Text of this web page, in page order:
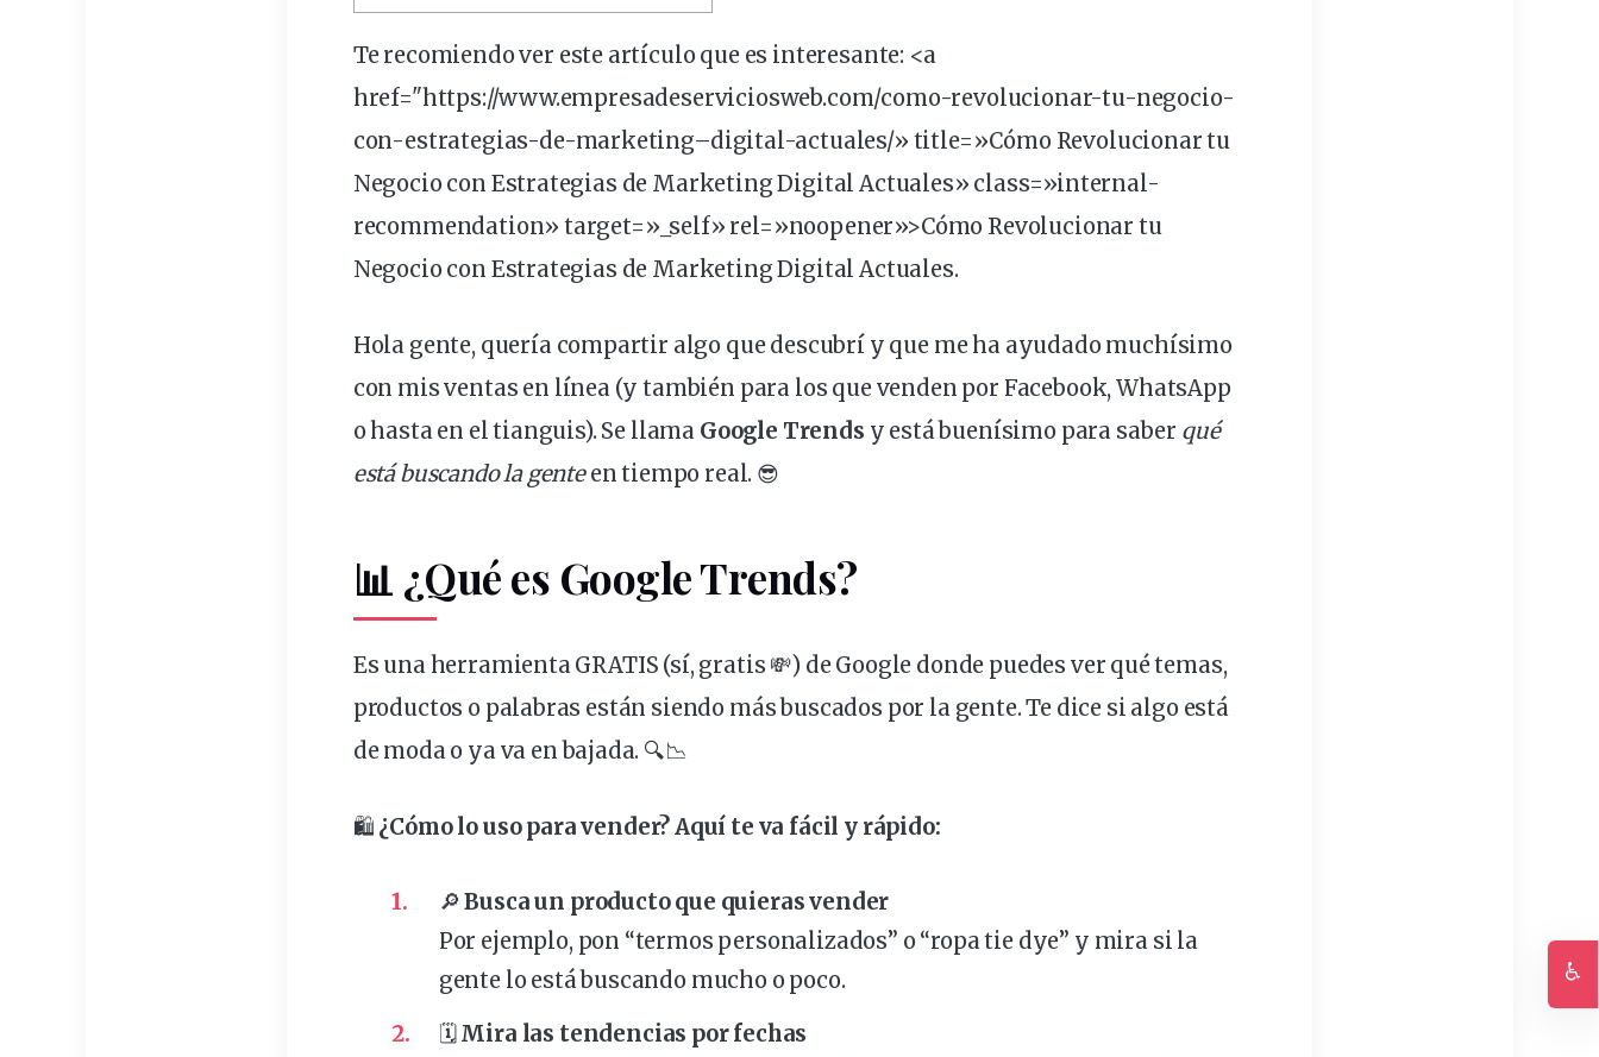
Te recomiendo ver este artículo que es interesante: <a
href="https://www.empresadeserviciosweb.com/como-revolucionar-tu-negocio-
con-estrategias-de-marketing–digital-actuales/» title=»Cómo Revolucionar tu
Negocio con Estrategias de Marketing Digital Actuales» class=»internal-
recommendation» target=»_self» rel=»noopener»>Cómo Revolucionar tu
Negocio con Estrategias de Marketing Digital Actuales.
Hola gente, queríacompartir algo que descubrí y que me ha ayudado muchísimo
con misventas en línea(y también para los quevenden por Facebook, WhatsApp
o hasta en eltianguis). Se llama Google Trends y está buenísimo para saber qué
está buscando la genteen tiempo real. 😎
📊 ¿Qué es Google Trends?
Es una herramienta GRATIS (sí, gratis 💸) de Google donde puedes ver qué temas,
productos o palabras están siendo más buscados por la gente. Te dice si algo está
demodao ya va en bajada. 🔍📉
🛍️ ¿Cómo lousopara vender? Aquí te va fácil y rápido:
🔎Busca un producto que quieras vender
Por ejemplo, pon “termos personalizados” o “ropatie dye” y mirasi la
gente lo está buscando mucho o poco.
🗓️Mira las tendencias por fechas
♿